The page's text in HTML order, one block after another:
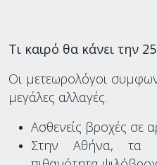
Τι καιρό θα κάνει την
Οι μετεωρολόγοι
μεγάλες αλλαγές.
Ασθενείς βροχές σε
Στην Αθήνα, τα